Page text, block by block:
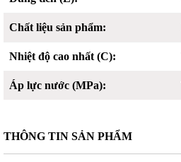
THÔNG TIN SẢN PHẨM
Chất liệu sản phẩm:
Nhiệt độ cao nhất (C):
Áp lực nước (MPa):